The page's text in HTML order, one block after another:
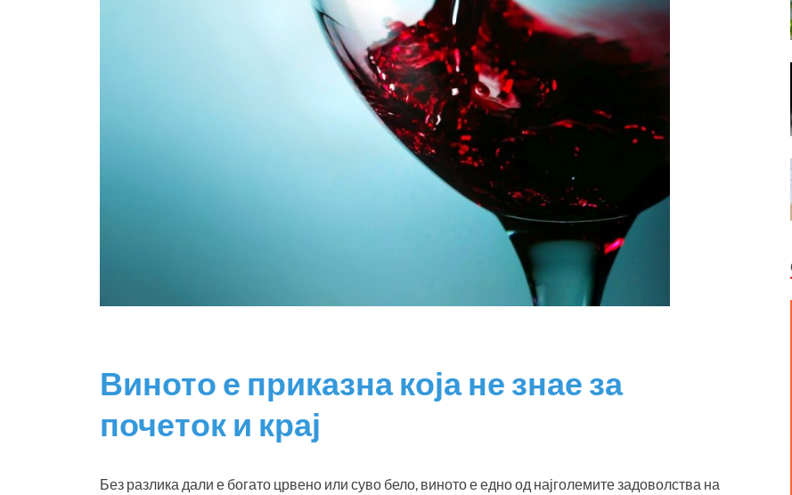
Виното е приказна која не знае за
почеток и крај
Без разлика дали е богато црвено или суво бело, виното е едно од најголемите задоволства на